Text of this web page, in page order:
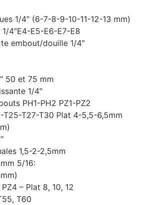
1/4″ (6-7-8-9-10-11-12-13 mm)
4″E4-E5-E6-E7-E8
embout/douille 1/4″
50 et 75 mm
1/4″
PH1-PH2 PZ1-PZ2
T25-T27-T30 Plat 4-5,5-6,5mm
1,5-2-2,5mm
5/16:
– Plat 8, 10, 12
T60